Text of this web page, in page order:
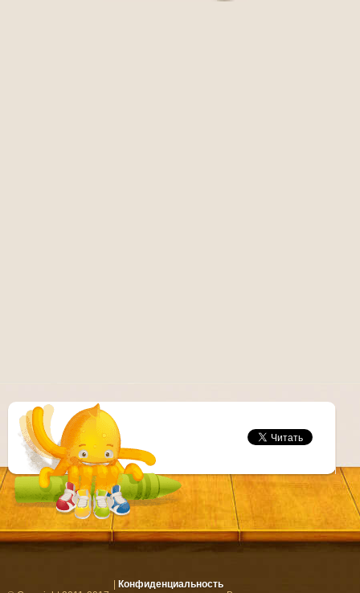
Конфиденциальность